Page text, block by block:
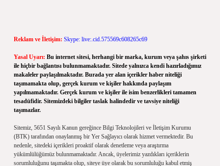
Reklam ve İletişim: Skype: live:.cid.575569c608265c69
Yasal Uyarı: Bu internet sitesi, herhangi bir marka, kurum veya şahıs şirketi
ile hiçbir bağlantısı bulunmamaktadır. Sitede yalnızca kendi hazırladığımız
makaleler paylaşılmaktadır. Burada yer alan içerikler haber niteliği
taşımamakta olup, gerçek kurum ve kişiler hakkında paylaşım
yapılmamaktadır. Gerçek kurum ve kişiler ile isim benzerlikleri tamamen
tesadüfidir. Sitemizdeki bilgiler taslak halindedir ve tavsiye niteliği
taşımazlar.
Sitemiz, 5651 Sayılı Kanun gereğince Bilgi Teknolojileri ve İletişim Kurumu
(BTK) tarafından onaylanmış bir Yer Sağlayıcı olarak hizmet vermektedir. Bu
nedenle, sitedeki içerikleri proaktif olarak denetleme veya araştırma
yükümlülüğümüz bulunmamaktadır. Ancak, üyelerimiz yazdıkları içeriklerin
sorumluluğunu taşımakta olup, siteye üye olarak bu sorumluluğu kabul etmiş